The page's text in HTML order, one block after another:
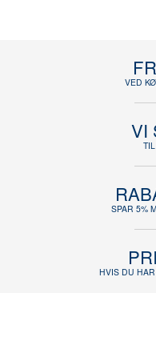
VED
VI
SPAR 5%
HVIS DU